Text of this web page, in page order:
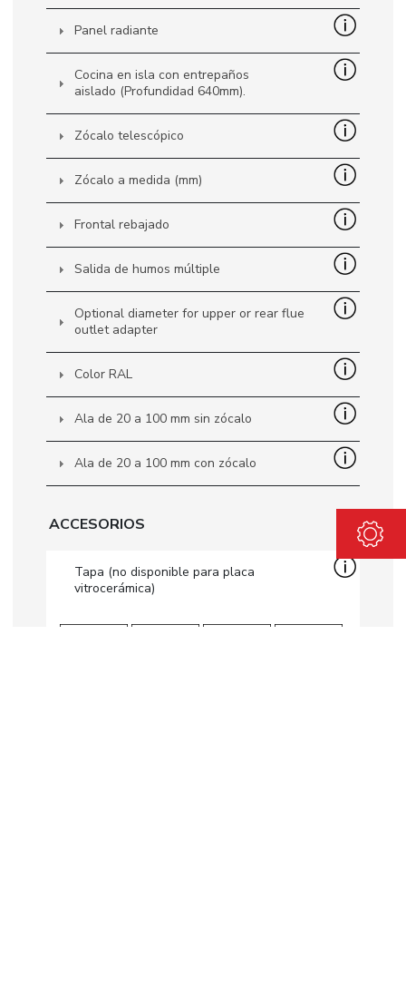
Panel radiante
Cocina en isla con entrepaños
aislado (Profundidad 640mm).
Zócalo telescópico
Zócalo a medida (mm)
Frontal rebajado
Salida de humos múltiple
Optional diameter for upper or rear flue
outlet adapter
Color RAL
Ala de 20 a 100 mm sin zócalo
Ala de 20 a 100 mm con zócalo
ACCESORIOS
Tapa (no disponible para placa
vitrocerámica)